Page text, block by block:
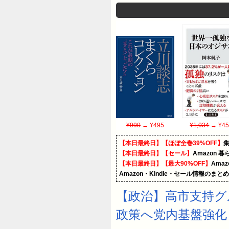
¥990 → ¥495 ¥1,034→
【本日最終日】【ほぼ全巻39%OFF】
【本日最終日】【セール】 Amazon 暮
【本日最終日】【最大90%OFF】
Amazon・Kindle・セール情報のまと
【政治】高市支持
政策へ党内基盤強化